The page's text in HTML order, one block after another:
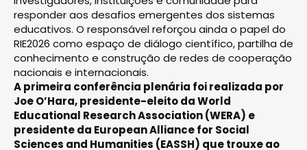
responder aos desafios emergentes dos sistemas
educativos. O responsável reforçou ainda o papel do
RIE2026 como espaço de diálogo científico, partilha de
conhecimento e construção de redes de cooperação
nacionais e internacionais.
A primeira conferência plenária foi realizada por
Joe O’Hara, presidente-eleito da World
Educational Research Association (WERA) e
presidente da European Alliance for Social
Sciences and Humanities (EASSH) que trouxe ao